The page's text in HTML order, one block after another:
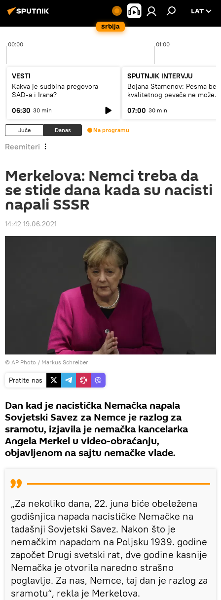
Srbija
LAT
00:00 01:00
VESTI
Kakva je sudbina pregovora
SAD-a i Irana?
06:30 30 min
SPUTNJIK INTERVJU
Bojana Stamenov: Pesma bez
kvalitetnog pevača ne može
07:00 30 min
Juče Danas Na programu
Reemiteri
Merkelova: Nemci treba da
se stide dana kada su nacisti
napali SSSR
14:42 19.06.2021
© AP Photo / Markus Schreiber
Pratite nas
Dan kad je nacistička Nemačka napala
Sovjetski Savez za Nemce je razlog za
sramotu, izjavila je nemačka kancelarka
Angela Merkel u video-obraćanju,
objavljenom na sajtu nemačke vlade.
„Za nekoliko dana, 22. juna biće obeležena
godišnjica napada nacističke Nemačke na
tadašnji Sovjetski Savez. Nakon što je
nemačkim napadom na Poljsku 1939. godine
započet Drugi svetski rat, dve godine kasnije
Nemačka je otvorila naredno strašno
poglavlje. Za nas, Nemce, taj dan je razlog za
sramotu“, rekla je Merkelova.